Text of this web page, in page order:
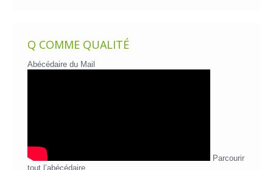
Q COMME QUALITÉ
Abécédaire du Mail
Parcourir
tout l’abécédaire